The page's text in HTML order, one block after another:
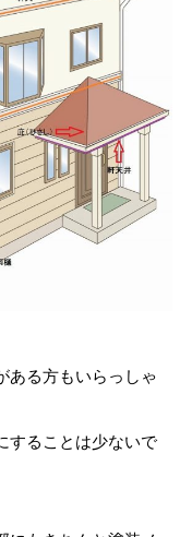
ある方もいらっしゃ
することは少ないで